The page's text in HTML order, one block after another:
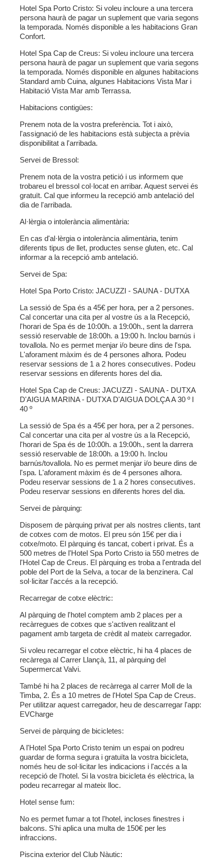
Hotel Spa Porto Cristo: Si voleu incloure a una tercera
persona haurà de pagar un suplement que varia segons
la temporada. Només disponible a les habitacions Gran
Confort.
Hotel Spa Cap de Creus: Si voleu incloure una tercera
persona haurà de pagar un suplement que varia segons
la temporada. Només disponible en algunes habitacions
Standard amb Cuina, algunes Habitacions Vista Mar i
Habitació Vista Mar amb Terrassa.
Habitacions contigües:
Prenem nota de la vostra preferència. Tot i això,
l'assignació de les habitacions està subjecta a prèvia
disponibilitat a l'arribada.
Servei de Bressol:
Prenem nota de la vostra petició i us informem que
trobareu el bressol col·locat en arribar. Aquest servei és
gratuït. Cal que informeu la recepció amb antelació del
dia de l'arribada.
Al·lèrgia o intolerància alimentària:
En cas d'al·lèrgia o intolerància alimentària, tenim
diferents tipus de llet, productes sense gluten, etc. Cal
informar a la recepció amb antelació.
Servei de Spa:
Hotel Spa Porto Cristo: JACUZZI - SAUNA - DUTXA
La sessió de Spa és a 45€ per hora, per a 2 persones.
Cal concertar una cita per al vostre ús a la Recepció,
l'horari de Spa és de 10:00h. a 19:00h., sent la darrera
sessió reservable de 18:00h. a 19:00 h. Inclou barnús i
tovallola. No es permet menjar i/o beure dins de l'spa.
L'aforament màxim és de 4 persones alhora. Podeu
reservar sessions de 1 a 2 hores consecutives. Podeu
reservar sessions en diferents hores del dia.
Hotel Spa Cap de Creus: JACUZZI - SAUNA - DUTXA
D'AIGUA MARINA - DUTXA D'AIGUA DOLÇA A 30 º I
40 º
La sessió de Spa és a 45€ per hora, per a 2 persones.
Cal concertar una cita per al vostre ús a la Recepció,
l'horari de Spa és de 10:00h. a 19:00h., sent la darrera
sessió reservable de 18:00h. a 19:00 h. Inclou
barnús/tovallola. No es permet menjar i/o beure dins de
l'spa. L'aforament màxim és de 4 persones alhora.
Podeu reservar sessions de 1 a 2 hores consecutives.
Podeu reservar sessions en diferents hores del dia.
Servei de pàrquing:
Disposem de pàrquing privat per als nostres clients, tant
de cotxes com de motos. El preu són 15€ per dia i
cotxe/moto. El pàrquing és tancat, cobert i privat. És a
500 metres de l'Hotel Spa Porto Cristo ia 550 metres de
l'Hotel Cap de Creus. El pàrquing es troba a l'entrada del
poble del Port de la Selva, a tocar de la benzinera. Cal
sol·licitar l'accés a la recepció.
Recarregar de cotxe elèctric:
Al pàrquing de l'hotel comptem amb 2 places per a
recàrregues de cotxes que s'activen realitzant el
pagament amb targeta de crèdit al mateix carregador.
Si voleu recarregar el cotxe elèctric, hi ha 4 places de
recàrrega al Carrer Llançà, 11, al pàrquing del
Supermercat Valvi.
També hi ha 2 places de recàrrega al carrer Moll de la
Timba, 2. És a 10 metres de l'Hotel Spa Cap de Creus.
Per utilitzar aquest carregador, heu de descarregar l'app:
EVCharge
Servei de pàrquing de bicicletes:
A l'Hotel Spa Porto Cristo tenim un espai on podreu
guardar de forma segura i gratuïta la vostra bicicleta,
només heu de sol·licitar les indicacions i l'accés a la
recepció de l'hotel. Si la vostra bicicleta és elèctrica, la
podeu recarregar al mateix lloc.
Hotel sense fum:
No es permet fumar a tot l'hotel, incloses finestres i
balcons. S'hi aplica una multa de 150€ per les
infraccions.
Piscina exterior del Club Nàutic: